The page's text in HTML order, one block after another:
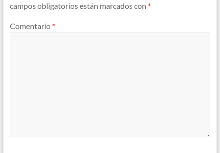
campos obligatorios están marcados con *
Comentario *